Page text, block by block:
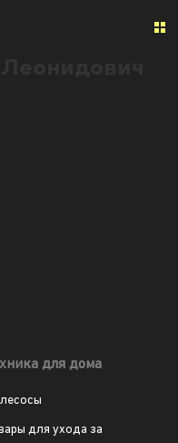
для дома
для ухода за